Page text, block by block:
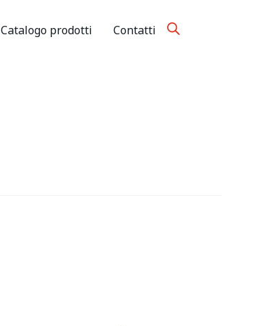
Catalogo prodotti Contatti